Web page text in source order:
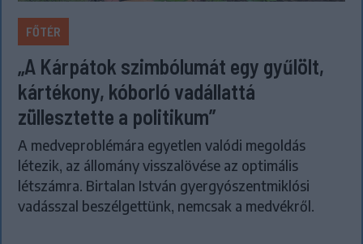
FŐTÉR
„A Kárpátok szimbólumát egy gyűlölt,
kártékony, kóborló vadállattá
züllesztette a politikum”
A medveproblémára egyetlen valódi megoldás
létezik, az állomány visszalövése az optimális
létszámra. Birtalan István gyergyószentmiklósi
vadásszal beszélgettünk, nemcsak a medvékről.